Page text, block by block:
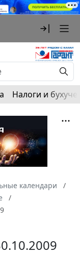
Налоги и
календари